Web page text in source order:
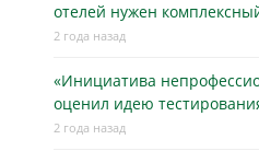
отелей нужен
2 года назад
«Инициатива
оценил идею
2 года назад